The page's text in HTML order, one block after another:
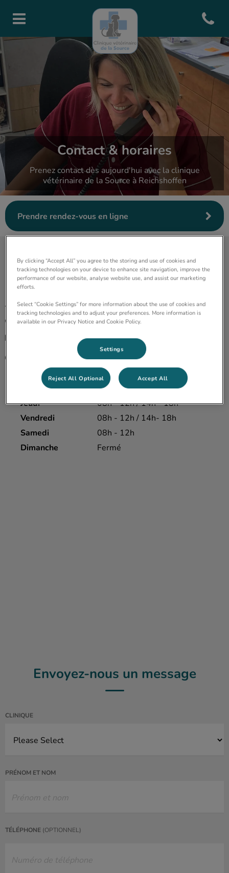
Page d'accueil de Clinique de
Open
Contact & horaires
Prenez contact dès aujourd'hui avec la clinique
vétérinaire de la Source à Reichshoffen
Prendre rendez-vous en ligne
Clinique vétérinaire de la Source
10 Fbg de Niederbronn, 67110 Reichshoffen
03 88 80 32 00
contact@cliniquesource.fr
08h - 12h / 14h - 18h
Mardi
08h - 12h / 14h - 18h
Mercredi
08h - 12h / 14h- 18h
Jeudi
08h - 12h / 14h - 18h
Vendredi
08h - 12h / 14h- 18h
Samedi
08h - 12h
Dimanche
Fermé
Envoyez-nous un message
CLINIQUE
PRÉNOM ET NOM
TÉLÉPHONE (OPTIONNEL)
By clicking “Accept All” you agree to the storing and use of cookies and
tracking technologies on your device to enhance site navigation, improve the
performance of our website, analyse website use, and assist our marketing
efforts.
Select “Cookie Settings” for more information about the use of cookies and
tracking technologies and to adjust your preferences. More information is
available in our Privacy Notice and Cookie Policy.
Settings
Reject All Optional Accept All